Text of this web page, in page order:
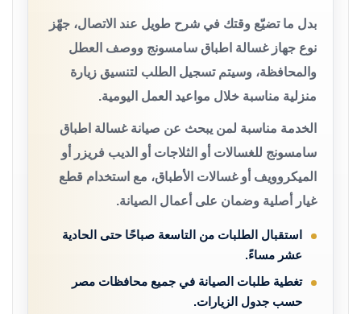
بدل ما تضيّع وقتك في شرح طويل عند الاتصال، جهّز
نوع جهاز غسالة اطباق سامسونج ووصف العطل
والمحافظة، وسيتم تسجيل الطلب لتنسيق زيارة
منزلية مناسبة خلال مواعيد العمل اليومية.
الخدمة مناسبة لمن يبحث عن صيانة غسالة اطباق
سامسونج للغسالات أو الثلاجات أو الديب فريزر أو
الميكروويف أو غسالات الأطباق، مع استخدام قطع
غيار أصلية وضمان على أعمال الصيانة.
استقبال الطلبات من التاسعة صباحًا حتى الحادية
عشر مساءً.
تغطية طلبات الصيانة في جميع محافظات مصر
حسب جدول الزيارات.